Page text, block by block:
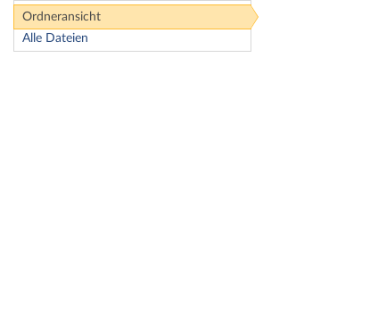
Ordneransicht
Alle Dateien